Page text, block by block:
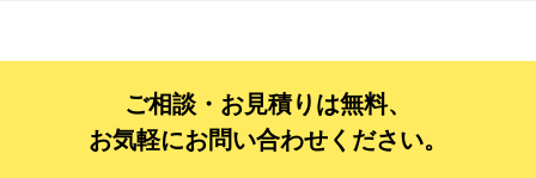
ご相談・お見積りは無料、
お気軽にお問い合わせください。